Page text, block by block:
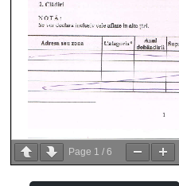
Page 1 /6